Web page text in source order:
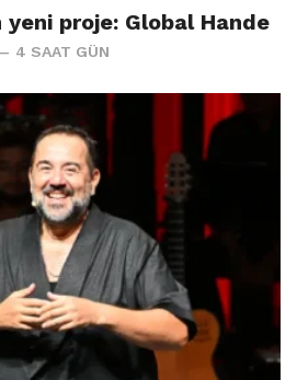
yeni proje: Global Hande
4 SAAT GÜN